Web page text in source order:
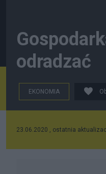
odradzać
EKONOMIA
23.06.2020 , ostatnia